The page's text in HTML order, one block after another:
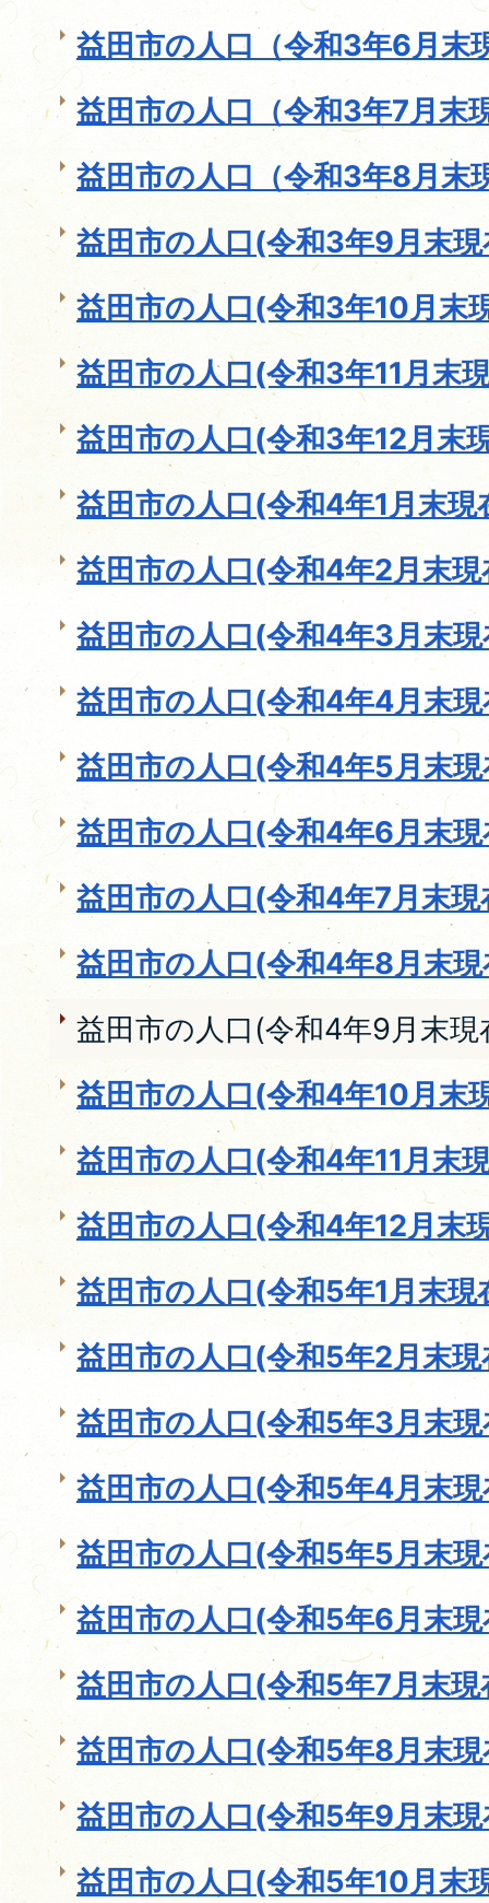
益田市の人口（令和3年6月末
益田市の人口（令和3年7月末
益田市の人口（令和3年8月末
益田市の人口(令和3年9月末
益田市の人口(令和3年10月末
益田市の人口(令和3年11月末
益田市の人口(令和3年12月末
益田市の人口(令和4年1月末現
益田市の人口(令和4年2月末
益田市の人口(令和4年3月末
益田市の人口(令和4年4月末
益田市の人口(令和4年5月末
益田市の人口(令和4年6月末
益田市の人口(令和4年7月末現
益田市の人口(令和4年8月末
益田市の人口(令和4年9月末現
益田市の人口(令和4年10月末
益田市の人口(令和4年11月末
益田市の人口(令和4年12月末
益田市の人口(令和5年1月末現
益田市の人口(令和5年2月末
益田市の人口(令和5年3月末
益田市の人口(令和5年4月末
益田市の人口(令和5年5月末
益田市の人口(令和5年6月末
益田市の人口(令和5年7月末現
益田市の人口(令和5年8月末
益田市の人口(令和5年9月末
益田市の人口(令和5年10月末